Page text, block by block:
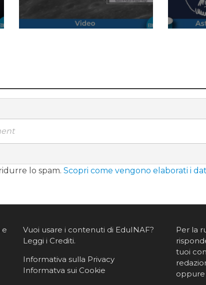
lo spam. Scopri come vengono elaborati i
e
Vuoi usare i contenuti di EduINAF?
Leggi i Crediti.
Informativa sulla Privacy
Informatva sui Cookie
Per la
tuoi
oppure